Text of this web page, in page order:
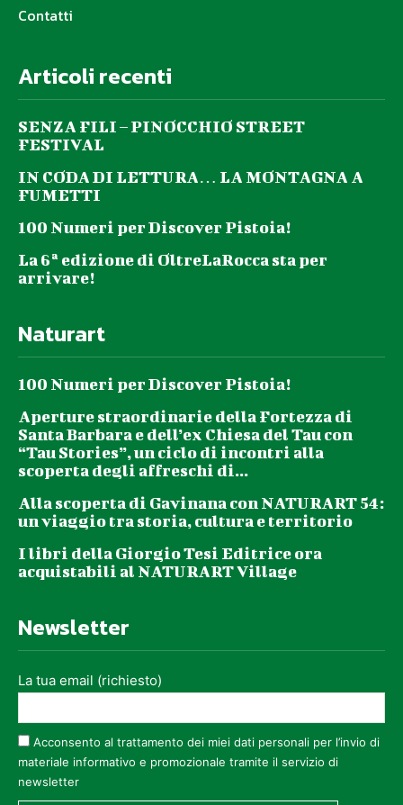
Contatti
Articoli recenti
SENZA FILI – PINOCCHIO STREET
FESTIVAL
IN CODA DI LETTURA… LA MONTAGNA A
FUMETTI
100 Numeri per Discover Pistoia!
La 6ª edizione di OltreLaRocca sta per
arrivare!
Naturart
100 Numeri per Discover Pistoia!
Aperture straordinarie della Fortezza di
Santa Barbara e dell’ex Chiesa del Tau con
“Tau Stories”, un ciclo di incontri alla
scoperta degli affreschi di...
Alla scoperta di Gavinana con NATURART 54:
un viaggio tra storia, cultura e territorio
I libri della Giorgio Tesi Editrice ora
acquistabili al NATURART Village
Newsletter
La tua email (richiesto)
Acconsento al trattamento dei miei dati personali per l’invio di
materiale informativo e promozionale tramite il servizio di
newsletter